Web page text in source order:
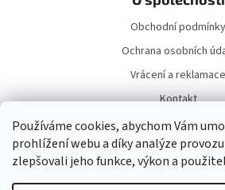
Používáme cookies, abychom Vám
prohlížení webu a díky analýze
zlepšovali jeho funkce, výkon a
Obchodní podmínky
Ochrana osobních
Vrácení a reklamace
Kontakt
Doprava a platba